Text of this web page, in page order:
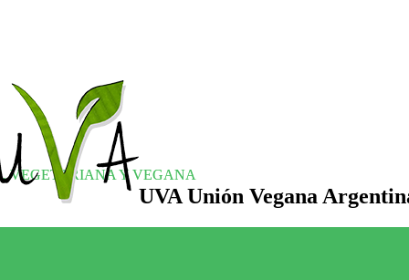
VEGETARIANA Y VEGANA
UVA Unión Vegana